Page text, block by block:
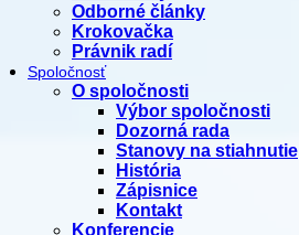
Odborné články
Krokovačka
Právnik radí
Spoločnosť
O spoločnosti
Výbor spoločnosti
Dozorná rada
Stanovy na stiahnutie
História
Zápisnice
Kontakt
Konferencie